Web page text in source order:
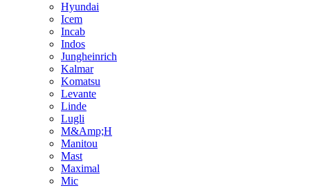
Hyundai
Icem
Incab
Indos
Jungheinrich
Kalmar
Komatsu
Levante
Linde
Lugli
M&Amp;H
Manitou
Mast
Maximal
Mic